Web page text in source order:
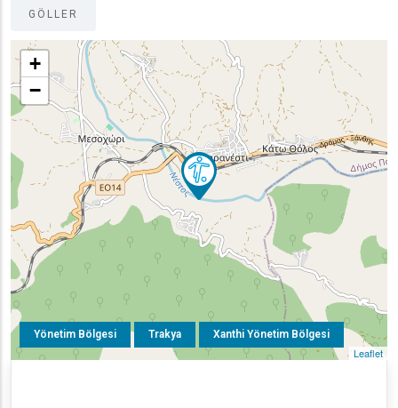
GÖLLER
Yönetim Bölgesi Trakya Xanthi Yönetim Bölgesi
+
−
Leaflet